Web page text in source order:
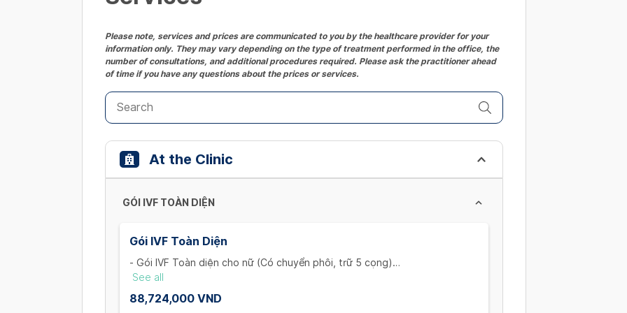
Please note, services and prices are communicated to you by the healthcare provider for your
information only. They may vary depending on the type of treatment performed in the office, the
number of consultations, and additional procedures required. Please ask the practitioner ahead
of time if you have any questions about the prices or services.
At the Clinic
GÓI IVF TOÀN DIỆN
Gói IVF Toàn Diện
- Gói IVF Toàn diện cho nữ (Có chuyển phôi, trữ 5 cọng)
+ Khám và xét nghiệm ban đầu cho vợ: Khám hiếm muộn, siêu âm ngã âm
đạo, trọn bộ xét nghiệm máu (1 Lần)
+ Thăm khám và theo dõi nang noãn: Khám hiếm muộn, Siêu âm ngã âm
See all
88,724,000 VND